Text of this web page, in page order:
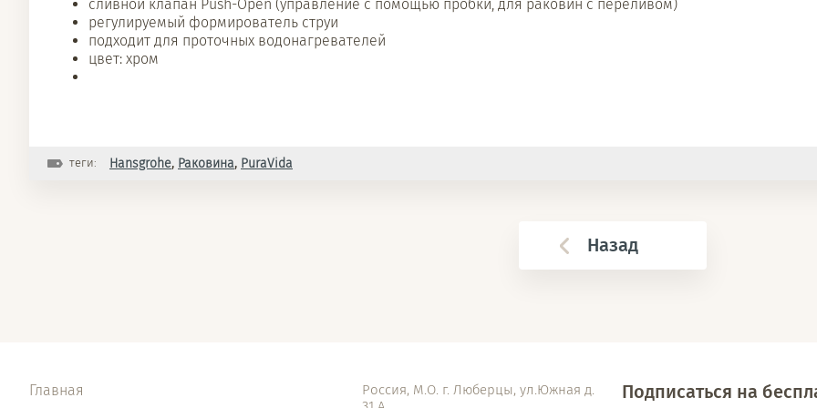
сливной клапан Push-Open (управление с помощью пробки, для раковин с переливом)
регулируемый формирователь струи
подходит для проточных водонагревателей
цвет: хром
теги: Hansgrohe, Раковина, PuraVida
Назад
Главная
Россия, М.О. г. Люберцы, ул.Южная д.
Подписаться на